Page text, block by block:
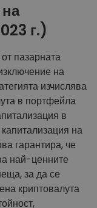
г.)
пазарната
на
изчислява
в портфейла
в
на
гарантира, че
най-ценните
за да се
криптовалута